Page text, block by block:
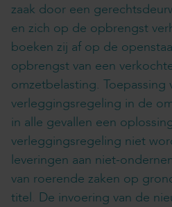
zaak door een
en zich op de opbrengst
boeken zij af op de
opbrengst van een
omzetbelasting. Toepassing
verleggingsregeling in de
in alle gevallen een
verleggingsregeling niet
leveringen aan niet-
van roerende zaken op
titel. De invoering van de